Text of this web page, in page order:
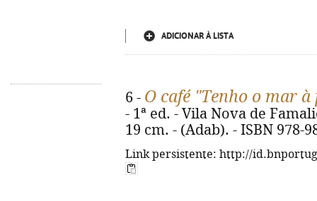
ADICIONAR À LISTA
6 - O café "Tenho o mar
- 1ª ed. - Vila Nova de
19 cm. - (Adab). - ISBN 978-
Link persistente: http://